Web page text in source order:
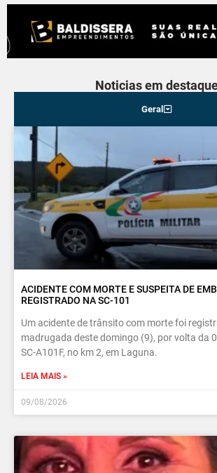
Noticias em
Geral
ACIDENTE COM MORTE E SUSPEITA DE
REGISTRADO NA SC-101
Um acidente de trânsito com morte foi
madrugada deste domingo (9), por volta da
SC-A101F, no km 2, em Laguna.
LEIA MAIS »
09/08/2026